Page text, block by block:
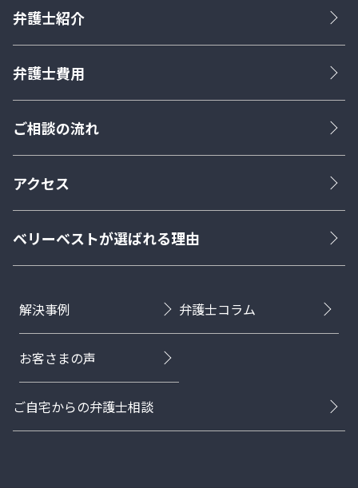
弁護士紹介
弁護士費用
ご相談の流れ
アクセス
ベリーベストが選ばれる理由
解決事例 弁護士コラム
お客さまの声
ご自宅からの弁護士相談